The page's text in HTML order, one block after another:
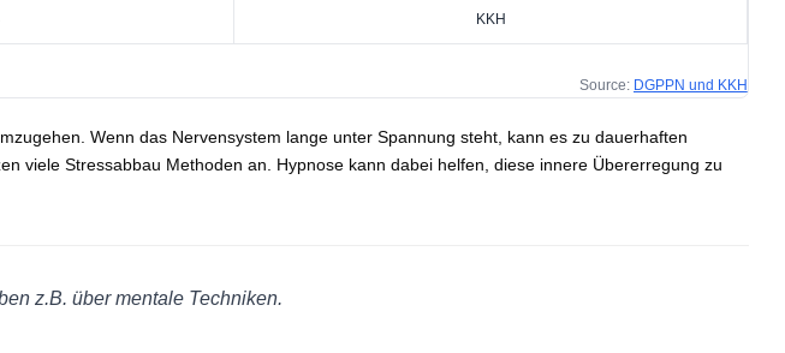
KKH
Source: DGPPN und KKH
Wenn das Nervensystem lange unter Spannung steht, kann es zu dauerhaften
viele Stressabbau Methoden an. Hypnose kann dabei helfen, diese innere Übererregung zu
z.B. über mentale Techniken.